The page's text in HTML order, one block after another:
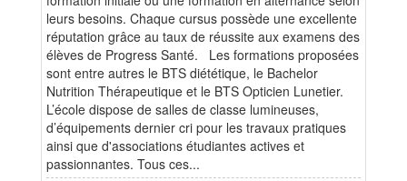
leurs besoins. Chaque cursus possède une excellente
réputation grâce au taux de réussite aux examens des
élèves de Progress Santé. Les formations proposées
sont entre autres le BTS diététique, le Bachelor
Nutrition Thérapeutique et le BTS Opticien Lunetier.
L’école dispose de salles de classe lumineuses,
d’équipements dernier cri pour les travaux pratiques
ainsi que d'associations étudiantes actives et
passionnantes. Tous ces...